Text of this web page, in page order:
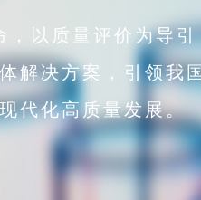
以质量评价为导
解决方案，引领我
代化高质量发展。